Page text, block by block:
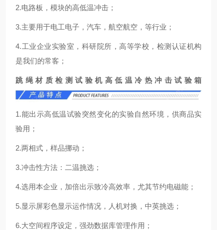
2.电路板，模块的高低温冲击；
3.主要用于电工电子，汽车，航空航空，等行业；
4.工业企业实验室，科研院所，高等学校，检测认证机构
是我们的常客；
跳绳材质检测试验机高低温冷热冲击试验箱
1.能出示高低温试验突然变化的实验自然环境，供商品实
验用；
2.两相式，样品挪动；
3.冲击性方法：二温挑选；
4.选用本企业，加倍出示致冷高效率，尤其节约电磁能；
5.显示屏彩色显示运作情况，人机对换，中英挑选；
6.大空间程序设定，强劲数据库管理作用；